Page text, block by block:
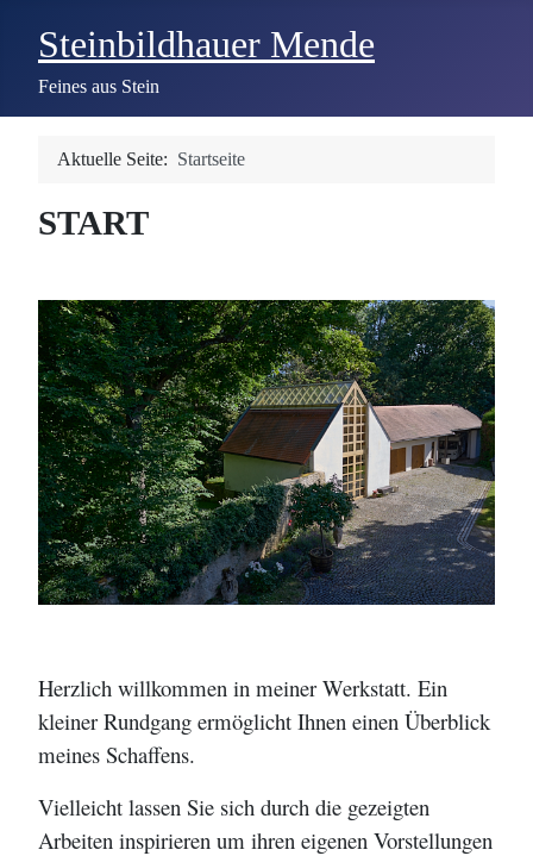
Steinbildhauer Mende
Feines aus Stein
Aktuelle Seite: Startseite
START
Herzlich willkommen in meiner Werkstatt. Ein
kleiner Rundgang ermöglicht Ihnen einen Überblick
meines Schaffens.
Vielleicht lassen Sie sich durch die gezeigten
Arbeiten inspirieren um ihren eigenen Vorstellungen